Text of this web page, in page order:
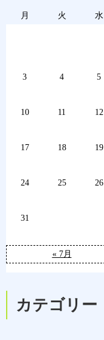
月 火 水
« 7月
3 4 5
10 11 12
17 18 19
24 25 26
31
カテゴリー